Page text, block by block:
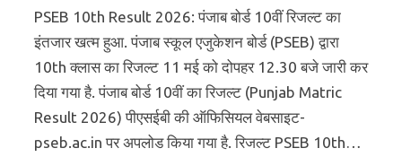
PSEB 10th Result 2026: पंजाब बोर्ड 10वीं रिजल्ट का
इंतजार खत्म हुआ. पंजाब स्कूल एजुकेशन बोर्ड (PSEB) द्वारा
10th क्लास का रिजल्ट 11 मई को दोपहर 12.30 बजे जारी कर
दिया गया है. पंजाब बोर्ड 10वीं का रिजल्ट (Punjab Matric
Result 2026) पीएसईबी की ऑफिसियल वेबसाइट-
pseb.ac.in पर अपलोड किया गया है. रिजल्ट PSEB 10th…